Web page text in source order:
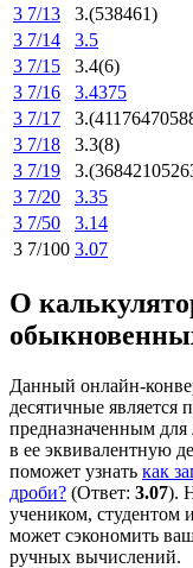
3 7/13
3.(538461)
3 7/14
3.5
3 7/15
3.4(6)
3 7/16
3.4375
3 7/17
3 7/18
3.3(8)
3 7/19
3 7/20
3.35
3 7/50
3.14
3 7/100 3.07
О
Данный онлайн-
десятичные является
предназначенным
в ее эквивалентную
поможет узнать как
дроби? (Ответ: 3.07).
учеником, студентом
может сэкономить
ручных вычислений.